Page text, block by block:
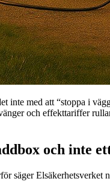
inte med att “stoppa i
och effekttariffer
och inte
säger Elsäkerhetsverket